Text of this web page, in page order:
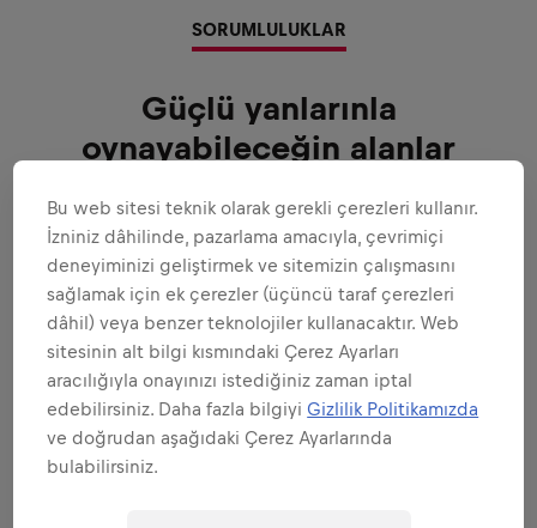
SORUMLULUKLAR
Güçlü yanlarınla
oynayabileceğin alanlar
Hepsini genişlet
MARKA VE ÜRÜNÜN ELÇİSİ OLMAK
SATIŞTA UZMANLAŞMAK
Bu web sitesi teknik olarak gerekli çerezleri kullanır.
İzniniz dâhilinde, pazarlama amacıyla, çevrimiçi
deneyiminizi geliştirmek ve sitemizin çalışmasını
sağlamak için ek çerezler (üçüncü taraf çerezleri
dâhil) veya benzer teknolojiler kullanacaktır. Web
sitesinin alt bilgi kısmındaki Çerez Ayarları
aracılığıyla onayınızı istediğiniz zaman iptal
edebilirsiniz. Daha fazla bilgiyi Gizlilik Politikamızda
ve doğrudan aşağıdaki Çerez Ayarlarında
bulabilirsiniz.